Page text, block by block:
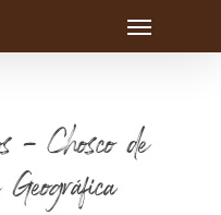
- Chosco de